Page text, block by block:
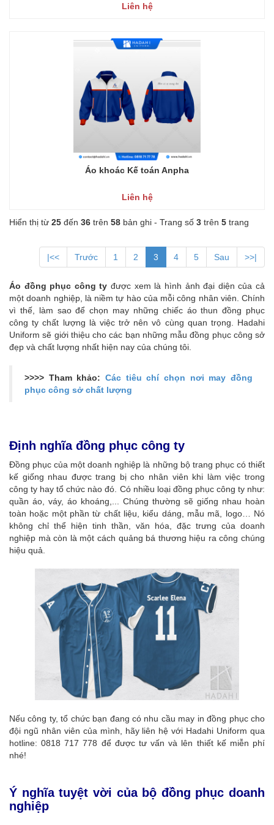
Liên hệ
Áo khoác Kế toán Anpha
Liên hệ
Hiển thị từ 25 đến 36 trên 58 bản ghi - Trang số 3 trên 5 trang
|<< Trước 1 2 3 4 5 Sau >>|
Áo đồng phục công ty được xem là hình ảnh đại diện của cả
một doanh nghiệp, là niềm tự hào của mỗi công nhân viên. Chính
vì thế, làm sao để chọn may những chiếc áo thun đồng phục
công ty chất lượng là việc trở nên vô cùng quan trọng. Hadahi
Uniform sẽ giới thiệu cho các bạn những mẫu đồng phục công sở
đẹp và chất lượng nhất hiện nay của chúng tôi.
>>>> Tham khảo: Các tiêu chí chọn nơi may đồng
phục công sở chất lượng
Định nghĩa đồng phục công ty
Đồng phục của một doanh nghiệp là những bộ trang phục có thiết
kế giống nhau được trang bị cho nhân viên khi làm việc trong
công ty hay tổ chức nào đó. Có nhiều loại đồng phục công ty như:
quần áo, váy, áo khoáng,... Chúng thường sẽ giống nhau hoàn
toàn hoặc một phần từ chất liệu, kiểu dáng, mẫu mã, logo… Nó
không chỉ thể hiện tinh thần, văn hóa, đặc trưng của doanh
nghiệp mà còn là một cách quảng bá thương hiệu ra công chúng
hiệu quả.
Nếu công ty, tổ chức bạn đang có nhu cầu may in đồng phục cho
đội ngũ nhân viên của mình, hãy liên hệ với Hadahi Uniform qua
hotline: 0818 717 778 để được tư vấn và lên thiết kế miễn phí
nhé!
Ý nghĩa tuyệt vời của bộ đồng phục doanh
nghiệp